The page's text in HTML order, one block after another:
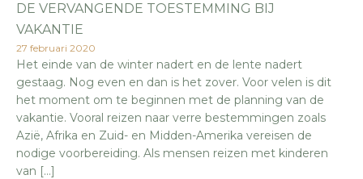
DE VERVANGENDE TOESTEMMING BIJ
VAKANTIE
27 februari 2020
Het einde van de winter nadert en de lente nadert
gestaag. Nog even en dan is het zover. Voor velen is dit
het moment om te beginnen met de planning van de
vakantie. Vooral reizen naar verre bestemmingen zoals
Azië, Afrika en Zuid- en Midden-Amerika vereisen de
nodige voorbereiding. Als mensen reizen met kinderen
van […]